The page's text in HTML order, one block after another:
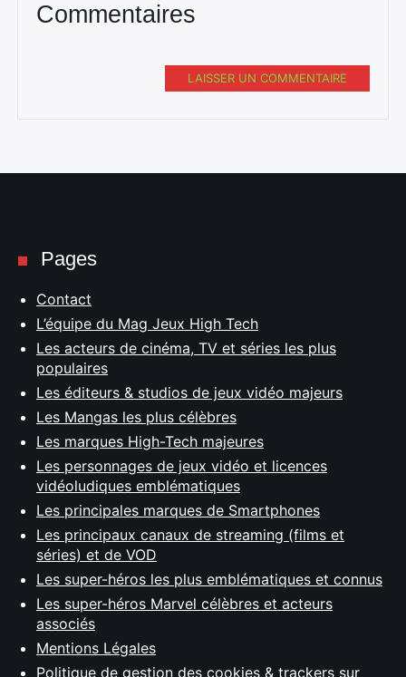
Commentaires
LAISSER UN COMMENTAIRE
Pages
Contact
L’équipe du Mag Jeux High Tech
Les acteurs de cinéma, TV et séries les plus
populaires
Les éditeurs & studios de jeux vidéo majeurs
Les Mangas les plus célèbres
Les marques High-Tech majeures
Les personnages de jeux vidéo et licences
vidéoludiques emblématiques
Les principales marques de Smartphones
Les principaux canaux de streaming (films et
séries) et de VOD
Les super-héros les plus emblématiques et connus
Les super-héros Marvel célèbres et acteurs
associés
Mentions Légales
Politique de gestion des cookies & trackers sur